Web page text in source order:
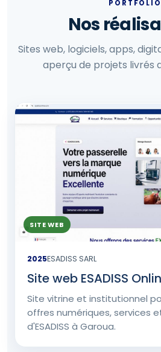
PORTFOLIO
Nos
Sites web, logiciels, apps,
aperçu de projets livrés
SITE WEB
2025ESADISS SARL
Site web ESADISS
Site vitrine et institutionnel
offres numériques, services
d'ESADISS à Garoua.